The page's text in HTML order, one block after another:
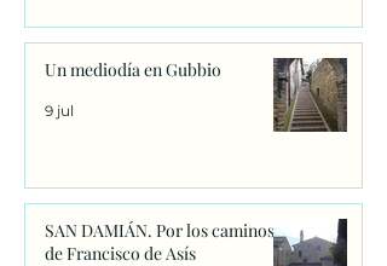
Un mediodía en Gubbio
9 jul
SAN DAMIÁN. Por los caminos
de Francisco de Asís